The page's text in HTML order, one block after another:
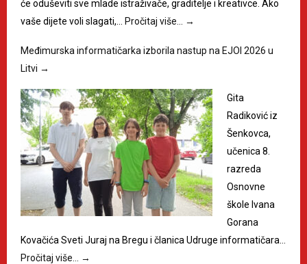
će oduševiti sve mlade istraživače, graditelje i kreativce. Ako
vaše dijete voli slagati,…
Pročitaj više… →
Međimurska informatičarka izborila nastup na EJOI 2026 u
Litvi →
Gita
Radiković iz
Šenkovca,
učenica 8.
razreda
Osnovne
škole Ivana
Gorana
Kovačića Sveti Juraj na Bregu i članica Udruge informatičara…
Pročitaj više…
→